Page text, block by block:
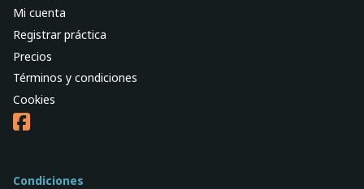
Mi cuenta
Registrar práctica
Precios
Términos y condiciones
Cookies
Condiciones